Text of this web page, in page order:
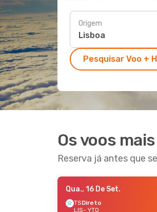
Origem
Pesquisar Voo +
Os voos
Reserva já antes que
Qua., 16 De Set.
TSDireto
LIS- YTO